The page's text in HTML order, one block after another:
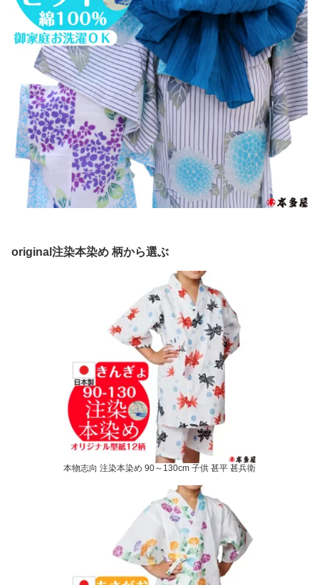
original注染本染め 柄から選ぶ
本物志向 注染本染め 90～130cm 子供 甚平 甚兵衛